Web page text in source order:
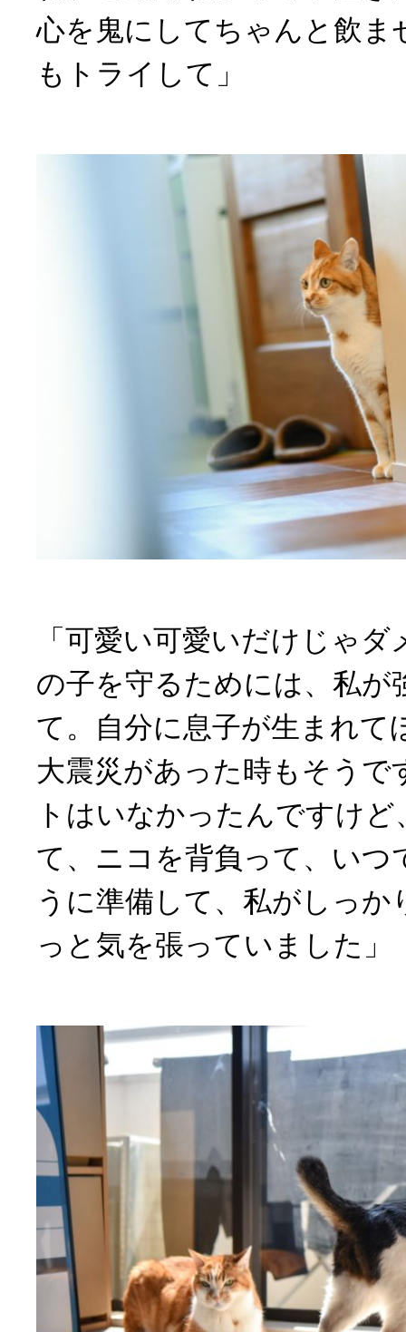
心を鬼にしてちゃんと飲ま
もトライして」
「可愛い可愛いだけじゃ
の子を守るためには、私が
て。自分に息子が生まれて
大震災があった時もそうで
トはいなかったんですけ
て、ニコを背負って、いつ
うに準備して、私がしっ
っと気を張っていました」